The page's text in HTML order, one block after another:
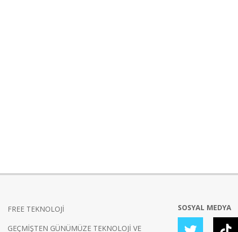
FREE TEKNOLOJİ
GEÇMİŞTEN GÜNÜMÜZE TEKNOLOJİ VE
SOSYAL MEDYA